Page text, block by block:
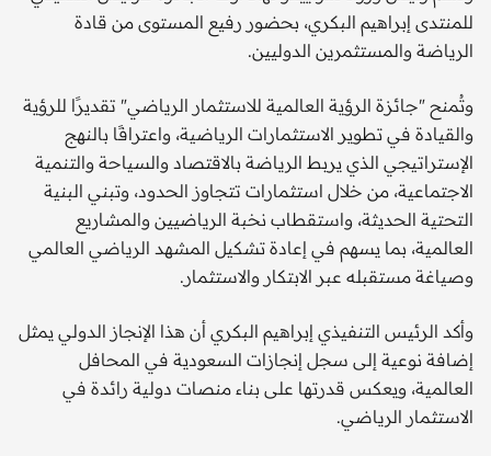
للمنتدى إبراهيم البكري، بحضور رفيع المستوى من قادة
الرياضة والمستثمرين الدوليين.
وتُمنح "جائزة الرؤية العالمية للاستثمار الرياضي" تقديرًا للرؤية
والقيادة في تطوير الاستثمارات الرياضية، واعترافًا بالنهج
الإستراتيجي الذي يربط الرياضة بالاقتصاد والسياحة والتنمية
الاجتماعية، من خلال استثمارات تتجاوز الحدود، وتبني البنية
التحتية الحديثة، واستقطاب نخبة الرياضيين والمشاريع
العالمية، بما يسهم في إعادة تشكيل المشهد الرياضي العالمي
وصياغة مستقبله عبر الابتكار والاستثمار.
وأكد الرئيس التنفيذي إبراهيم البكري أن هذا الإنجاز الدولي يمثل
إضافة نوعية إلى سجل إنجازات السعودية في المحافل
العالمية، ويعكس قدرتها على بناء منصات دولية رائدة في
الاستثمار الرياضي.